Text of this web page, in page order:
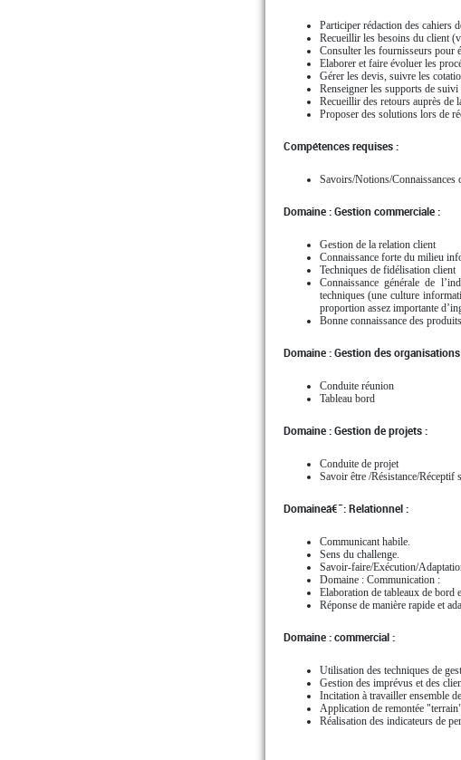
Participer rédaction des cahiers
Recueillir les besoins du client
Consulter les fournisseurs pour
Elaborer et faire évoluer les
Gérer les devis, suivre les
Renseigner les supports de suivi
Recueillir des retours auprès de
Proposer des solutions lors de
Compétences requises :
Savoirs/Notions/Connaissances
Domaine : Gestion commerciale :
Gestion de la relation client
Connaissance forte du milieu
Techniques de fidélisation client
Connaissance générale de
techniques (une culture
proportion assez importante
Bonne connaissance des
Domaine : Gestion des organisations
Conduite réunion
Tableau bord
Domaine : Gestion de projets :
Conduite de projet
Savoir être /Résistance/Réceptif
Domaineâ€¯: Relationnel :
Communicant habile.
Sens du challenge.
Savoir-faire/Exécution/
Domaine : Communication :
Elaboration de tableaux de bord
Réponse de manière rapide et
Domaine : commercial :
Utilisation des techniques de
Gestion des imprévus et des
Incitation à travailler ensemble
Application de remontée "terrain"
Réalisation des indicateurs de